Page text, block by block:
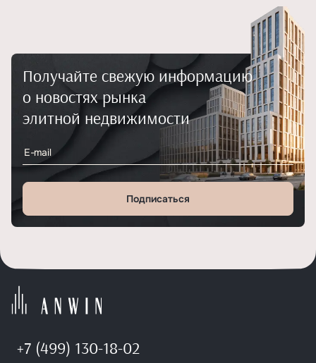
государственных реестрах.
Разберём, что делать
ключей от квартиры и
желательно решить в
Получайте свежую информацию
о новостях рынка
элитной недвижимости
Подписаться
+7 (499) 130-18-02